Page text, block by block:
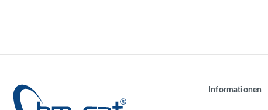
Informationen